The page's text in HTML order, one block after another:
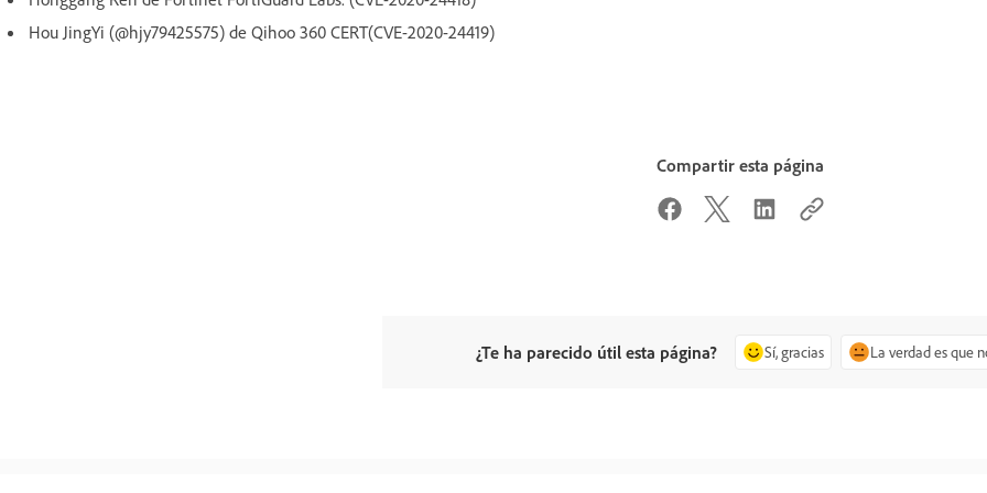
Hou JingYi (@hjy79425575) de Qihoo 360 CERT(CVE-2020-24419)
Compartir esta página
¿Te ha parecido útil esta página? Sí, gracias La verdad es que